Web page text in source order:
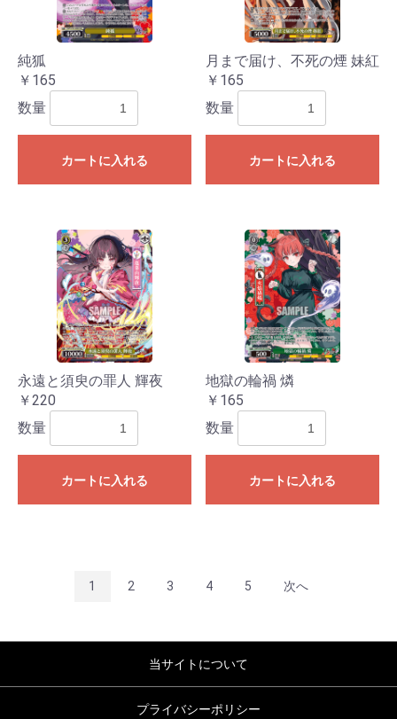
純狐
￥165
数量
カートに入れる
月まで届け、不死の煙 妹紅
￥165
数量
カートに入れる
永遠と須臾の罪人 輝夜
￥220
数量
カートに入れる
地獄の輪禍 燐
￥165
数量
カートに入れる
1 2 3 4 5 次へ
当サイトについて
プライバシーポリシー